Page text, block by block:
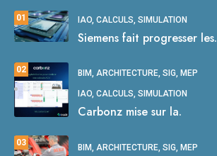
01 IAO, CALCULS, SIMULATION
Siemens fait progresser les.
02 BIM, ARCHITECTURE, SIG, MEP
IAO, CALCULS, SIMULATION
Carbonz mise sur la.
03 BIM, ARCHITECTURE, SIG, MEP